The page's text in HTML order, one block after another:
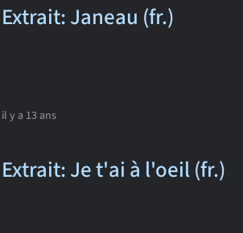
Extrait: Janeau (fr.)
il y a 13 ans
Extrait: Je t'ai à l'oeil (fr.)